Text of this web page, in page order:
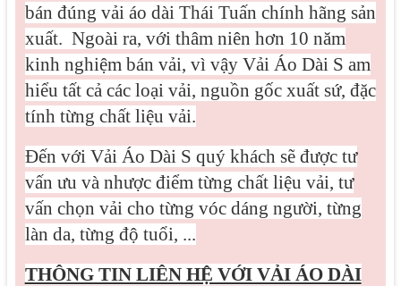
bán đúng vải áo dài Thái Tuấn chính hãng sản
xuất. Ngoài ra, với thâm niên hơn 10 năm
kinh nghiệm bán vải, vì vậy Vải Áo Dài S am
hiểu tất cả các loại vải, nguồn gốc xuất sứ, đặc
tính từng chất liệu vải.
Đến với Vải Áo Dài S quý khách sẽ được tư
vấn ưu và nhược điểm từng chất liệu vải, tư
vấn chọn vải cho từng vóc dáng người, từng
làn da, từng độ tuổi, ...
THÔNG TIN LIÊN HỆ VỚI VẢI ÁO DÀI